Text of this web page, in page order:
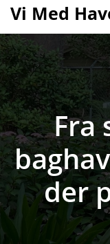
content
Vi Med
Fra
der